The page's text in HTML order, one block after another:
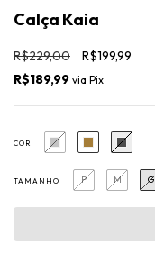
Calça Kaia
R$229,00 R$199,99
R$189,99 via Pix
COR
TAMANHO P M G